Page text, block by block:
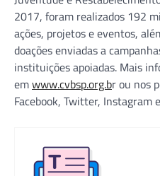
2017, foram realizados 192
ações, projetos e eventos,
doações enviadas a
instituições apoiadas. Mais
emwww.cvbsp.org.br ou nos
Facebook, Twitter, Instagram